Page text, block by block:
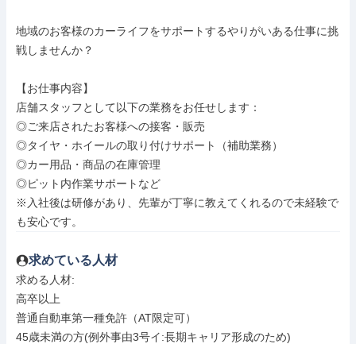
地域のお客様のカーライフをサポートするやりがいある仕事に挑
戦しませんか？
【お仕事内容】
店舗スタッフとして以下の業務をお任せします：
◎ご来店されたお客様への接客・販売
◎タイヤ・ホイールの取り付けサポート（補助業務）
◎カー用品・商品の在庫管理
◎ピット内作業サポートなど
※入社後は研修があり、先輩が丁寧に教えてくれるので未経験で
も安心です。
求めている人材
求める人材:
高卒以上
普通自動車第一種免許（AT限定可）
45歳未満の方(例外事由3号イ:長期キャリア形成のため)